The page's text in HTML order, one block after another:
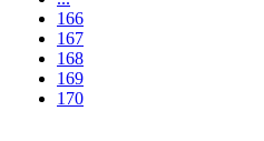
166
167
168
169
170